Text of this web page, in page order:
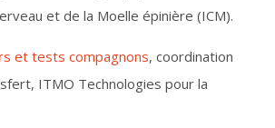
et de la Moelle épinière (ICM).
et tests compagnons, coordination
ITMO Technologies pour la